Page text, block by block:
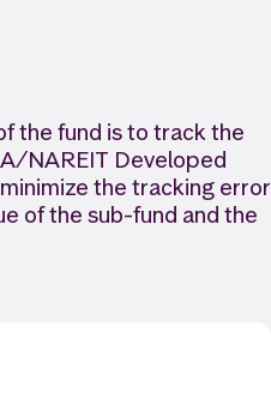
the fund is to track the
NAREIT Developed
the tracking error
of the sub-fund and the